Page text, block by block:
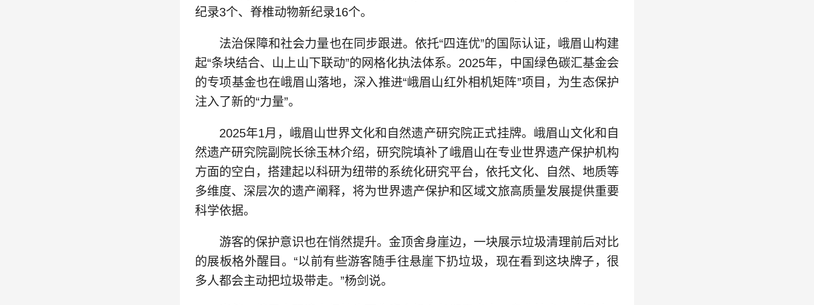
纪录3个、脊椎动物新纪录16个。
法治保障和社会力量也在同步跟进。依托“四连优”的国际认证，峨眉山构建
起“条块结合、山上山下联动”的网格化执法体系。2025年，中国绿色碳汇基金会
的专项基金也在峨眉山落地，深入推进“峨眉山红外相机矩阵”项目，为生态保护
注入了新的“力量”。
2025年1月，峨眉山世界文化和自然遗产研究院正式挂牌。峨眉山文化和自
然遗产研究院副院长徐玉林介绍，研究院填补了峨眉山在专业世界遗产保护机构
方面的空白，搭建起以科研为纽带的系统化研究平台，依托文化、自然、地质等
多维度、深层次的遗产阐释，将为世界遗产保护和区域文旅高质量发展提供重要
科学依据。
游客的保护意识也在悄然提升。金顶舍身崖边，一块展示垃圾清理前后对比
的展板格外醒目。“以前有些游客随手往悬崖下扔垃圾，现在看到这块牌子，很
多人都会主动把垃圾带走。”杨剑说。